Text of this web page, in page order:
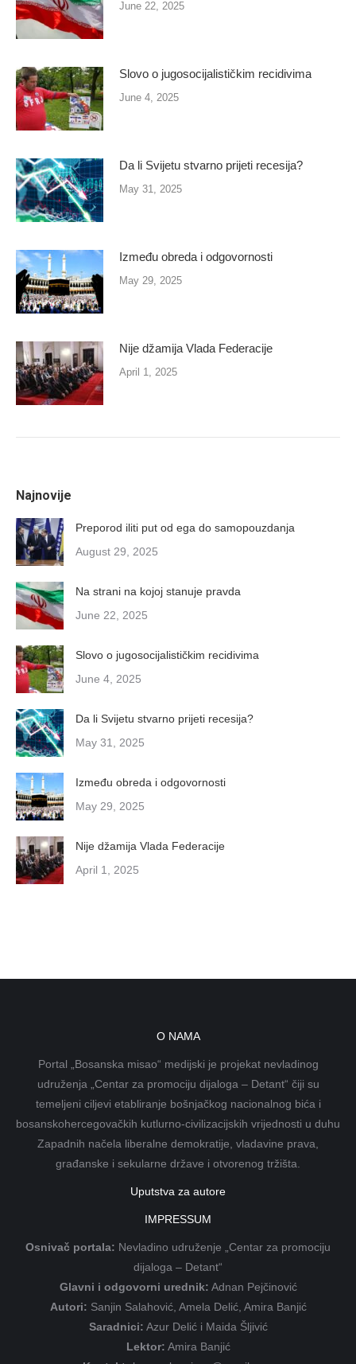
June 22, 2025
Slovo o jugosocijalističkim recidivima
June 4, 2025
Da li Svijetu stvarno prijeti recesija?
May 31, 2025
Između obreda i odgovornosti
May 29, 2025
Nije džamija Vlada Federacije
April 1, 2025
Najnovije
Preporod iliti put od ega do samopouzdanja
August 29, 2025
Na strani na kojoj stanuje pravda
June 22, 2025
Slovo o jugosocijalističkim recidivima
June 4, 2025
Da li Svijetu stvarno prijeti recesija?
May 31, 2025
Između obreda i odgovornosti
May 29, 2025
Nije džamija Vlada Federacije
April 1, 2025
O NAMA
Portal „Bosanska misao“ medijski je projekat nevladinog
udruženja „Centar za promociju dijaloga – Detant“ čiji su
temeljeni ciljevi etabliranje bošnjačkog nacionalnog bića i
bosanskohercegovačkih kutlurno-civilizacijskih vrijednosti u duhu
Zapadnih načela liberalne demokratije, vladavine prava,
građanske i sekularne države i otvorenog tržišta.
Uputstva za autore
IMPRESSUM
Osnivač portala: Nevladino udruženje „Centar za promociju
dijaloga – Detant“
Glavni i odgovorni urednik: Adnan Pejčinović
Autori: Sanjin Salahović, Amela Delić, Amira Banjić
Saradnici: Azur Delić i Maida Šljivić
Lektor: Amira Banjić